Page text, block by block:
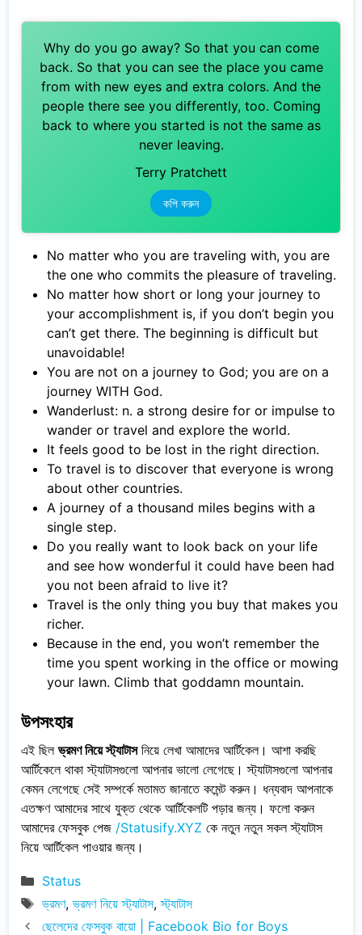
Why do you go away? So that you can come
back. So that you can see the place you came
from with new eyes and extra colors. And the
people there see you differently, too. Coming
back to where you started is not the same as
never leaving.
Terry Pratchett
কপি করুন
No matter who you are traveling with, you are
the one who commits the pleasure of traveling.
No matter how short or long your journey to
your accomplishment is, if you don’t begin you
can’t get there. The beginning is difficult but
unavoidable!
You are not on a journey to God; you are on a
journey WITH God.
Wanderlust: n. a strong desire for or impulse to
wander or travel and explore the world.
It feels good to be lost in the right direction.
To travel is to discover that everyone is wrong
about other countries.
A journey of a thousand miles begins with a
single step.
Do you really want to look back on your life
and see how wonderful it could have been had
you not been afraid to live it?
Travel is the only thing you buy that makes you
richer.
Because in the end, you won’t remember the
time you spent working in the office or mowing
your lawn. Climb that goddamn mountain.
উপসংহার
এই ছিলভ্রমণ নিয়ে স্ট্যাটাসনিয়ে লেখা আমাদের আর্টিকেল। আশা করছি
আর্টিকেলে থাকা স্ট্যাটাসগুলো আপনার ভালো লেগেছে। স্ট্যাটাসগুলো আপনার
কেমন লেগেছে সেই সম্পর্কে মতামত জানাতে কমেন্ট করুন। ধন্যবাদ আপনাকে
এতক্ষণ আমাদের সাথে যুক্ত থেকে আর্টিকেলটি পড়ার জন্য। ফলো করুন
আমাদের ফেসবুক পেজ /Statusify.XYZ কে নতুন নতুন সকল স্ট্যাটাস
নিয়ে আর্টিকেল পাওয়ার জন্য।
Categories
Status
Tags
ভ্রমণ,ভ্রমণ নিয়ে স্ট্যাটাস,স্ট্যাটাস
ছেলেদের ফেসবুক বায়ো | Facebook Bio for Boys